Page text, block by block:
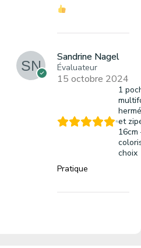
Sandrine Nagel
Évaluateur
15 octobre 2024
1
et
16cm
choix
Pratique